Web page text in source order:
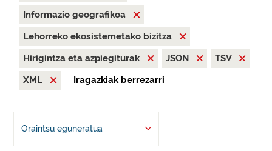
Informazio geografikoa
Lehorreko ekosistemetako bizitza
Hirigintza eta azpiegiturak
JSON
TSV
XML
Iragazkiak berrezarri
Oraintsu eguneratua